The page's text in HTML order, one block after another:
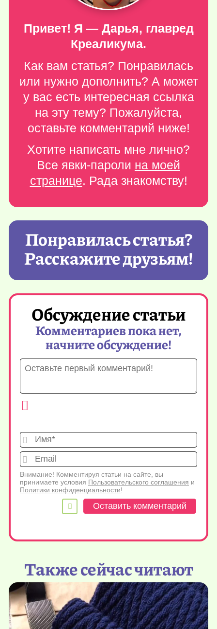
Привет! Я — Дарья, главред
Креаликума.
Как вам статья? Понравилась
или нужно дополнить? А может
у вас есть интересная ссылка
на эту тему? Пожалуйста,
оставьте комментарий ниже!
Хотите написать мне лично?
Все явки-пароли на моей
странице. Рада знакомству!
Понравилась статья?
Расскажите друзьям!
Обсуждение статьи
Комментариев пока нет,
начните обсуждение!
Имя*
Внимание! Комментируя статьи на сайте, вы
принимаете условия Пользовательского соглашения и
Политики конфиденциальности!
Также сейчас читают